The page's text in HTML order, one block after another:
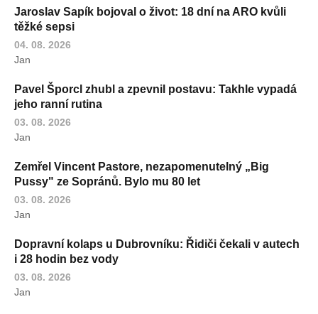
Jaroslav Sapík bojoval o život: 18 dní na ARO kvůli
těžké sepsi
04. 08. 2026
Jan
Pavel Šporcl zhubl a zpevnil postavu: Takhle vypadá
jeho ranní rutina
03. 08. 2026
Jan
Zemřel Vincent Pastore, nezapomenutelný „Big
Pussy" ze Sopránů. Bylo mu 80 let
03. 08. 2026
Jan
Dopravní kolaps u Dubrovníku: Řidiči čekali v autech
i 28 hodin bez vody
03. 08. 2026
Jan